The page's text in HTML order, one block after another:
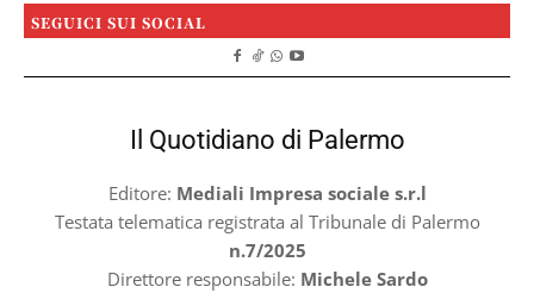
SEGUICI SUI SOCIAL
Il Quotidiano di Palermo
Editore: Mediali Impresa sociale s.r.l
Testata telematica registrata al Tribunale di Palermo
n.7/2025
Direttore responsabile: Michele Sardo